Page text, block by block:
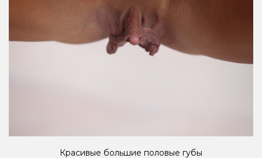
Красивые большие половые губы